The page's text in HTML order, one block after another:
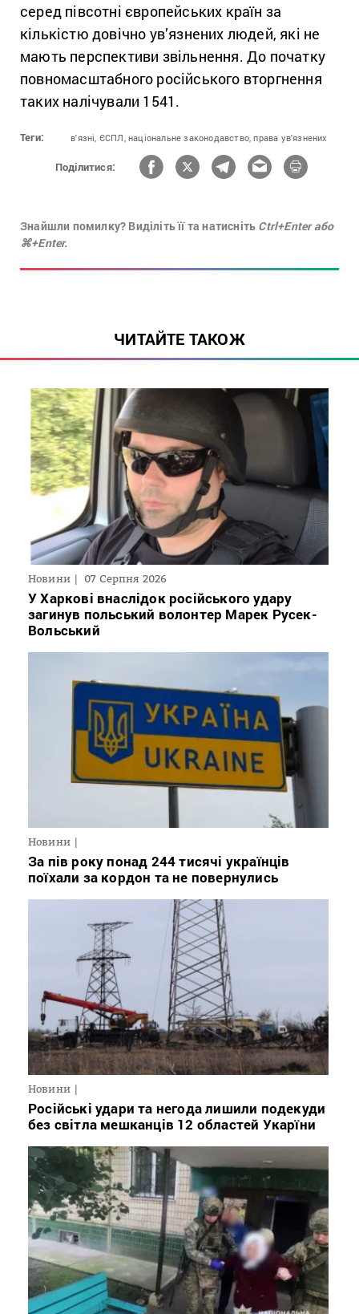
серед півсотні європейських країн за
кількістю довічно ув’язнених людей, які не
мають перспективи звільнення. До початку
повномасштабного російського вторгнення
таких налічували 1541.
Теги: в'язні, ЄСПЛ, національне законодавство, права ув'язнених
Поділитися:
Знайшли помилку? Виділіть її та натисніть Ctrl+Enter або
⌘+Enter.
ЧИТАЙТЕ ТАКОЖ
Новини 07 Серпня 2026
У Харкові внаслідок російського удару
загинув польський волонтер Марек Русек-
Вольський
Новини
За пів року понад 244 тисячі українців
поїхали за кордон та не повернулись
Новини
Російські удари та негода лишили подекуди
без світла мешканців 12 областей Укарїни